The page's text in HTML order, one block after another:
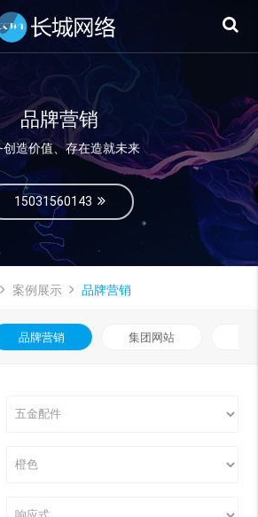
品牌营销
创造价值、存在造就未来
15031560143
案例展示 品牌营销
品牌营销 集团网站